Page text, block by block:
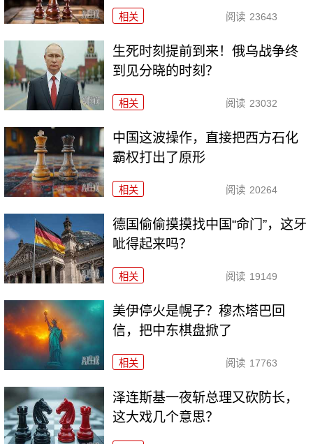
相关 阅读 23643
生死时刻提前到来！俄乌战争终
到见分晓的时刻？
相关 阅读 23032
中国这波操作，直接把西方石化
霸权打出了原形
相关 阅读 20264
德国偷偷摸摸找中国“命门”，这牙
呲得起来吗？
相关 阅读 19149
美伊停火是幌子？穆杰塔巴回
信，把中东棋盘掀了
相关 阅读 17763
泽连斯基一夜斩总理又砍防长，
这大戏几个意思？